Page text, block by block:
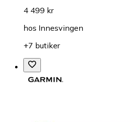
4 499 kr
hos Innesvingen
+7 butiker